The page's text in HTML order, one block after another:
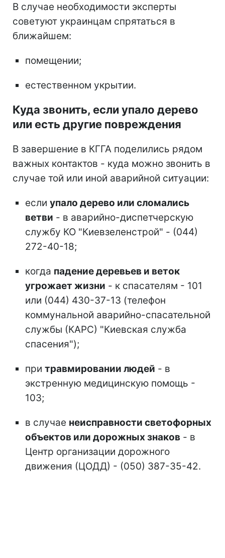
В случае необходимости эксперты
советуют украинцам спрятаться в
ближайшем:
помещении;
естественном укрытии.
Куда звонить, если упало дерево
или есть другие повреждения
В завершение в КГГА поделились рядом
важных контактов - куда можно звонить в
случае той или иной аварийной ситуации:
если упало дерево или сломались
ветви - в аварийно-диспетчерскую
службу КО "Киевзеленстрой" - (044)
272-40-18;
когда падение деревьев и веток
угрожает жизни - к спасателям - 101
или (044) 430-37-13 (телефон
коммунальной аварийно-спасательной
службы (КАРС) "Киевская служба
спасения");
при травмировании людей - в
экстренную медицинскую помощь -
103;
в случае неисправности светофорных
объектов или дорожных знаков - в
Центр организации дорожного
движения (ЦОДД) - (050) 387-35-42.